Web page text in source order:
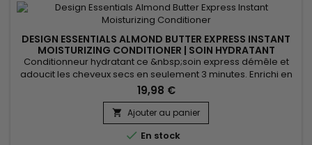
DESIGN ESSENTIALS ALMOND BUTTER EXPRESS INSTANT
MOISTURIZING CONDITIONER | SOIN HYDRATANT
INSTANTANÉ |306G
Conditionneur hydratant ce &nbsp;soin express démêle et
adoucit les cheveux secs en seulement 3 minutes. Enrichi en
beurre d’amande, Design Essentials Almond Butter Express
Instant Moisturizing Conditioner &nbsp;pénètre en
profondeur pour restaurer l’hydratation, renforcer la
souplesse et faciliter le coiffage. Ce revitalisant capillaire est
idéal pour...
19,98 €
 Ajouter au panier
 En stock